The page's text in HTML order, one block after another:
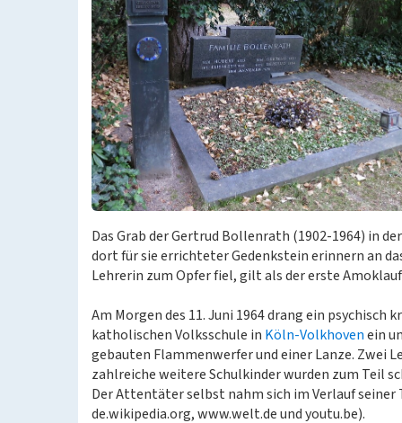
Das Grab der Gertrud Bollenrath (1902-1964) in
dort für sie errichteter Gedenkstein erinnern an
Lehrerin zum Opfer fiel, gilt als der erste
Am Morgen des 11. Juni 1964 drang ein psychisch
katholischen Volksschule in Köln-Volkhovenein
gebauten Flammenwerfer und einer Lanze. Zwei
zahlreiche weitere Schulkinder wurden zum Teil
Der Attentäter selbst nahm sich im Verlauf seiner
de.wikipedia.org, www.welt.de und youtu.be).